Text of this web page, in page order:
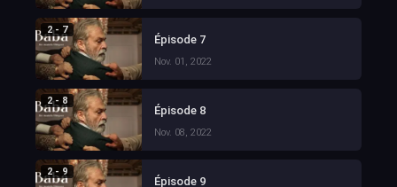
2 - 7
Épisode 7
Nov. 01, 2022
2 - 8
Épisode 8
Nov. 08, 2022
2 - 9
Épisode 9